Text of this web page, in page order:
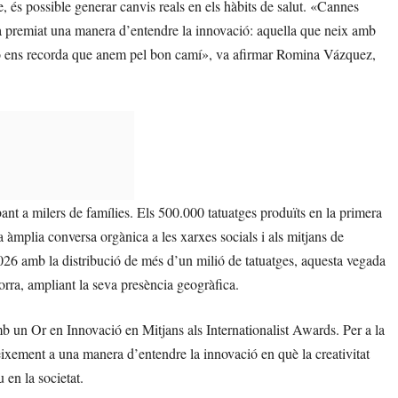
possible generar canvis reals en els hàbits de salut. «Cannes
una manera d’entendre la innovació: aquella que neix amb
recorda que anem pel bon camí», va afirmar Romina Vázquez,
a milers de famílies. Els 500.000 tatuatges produïts en la primera
conversa orgànica a les xarxes socials i als mitjans de
amb la distribució de més d’un milió de tatuatges, aquesta vegada
ampliant la seva presència geogràfica.
un Or en Innovació en Mitjans als Internationalist Awards. Per a la
a una manera d’entendre la innovació en què la creativitat
en la societat.